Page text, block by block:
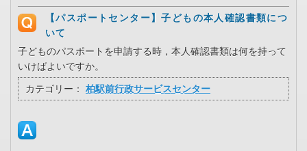
【パスポートセンター】子どもの本人確認書類につ
いて
子どものパスポートを申請する時，本人確認書類は何を持って
いけばよいですか。
カテゴリー： 柏駅前行政サービスセンター